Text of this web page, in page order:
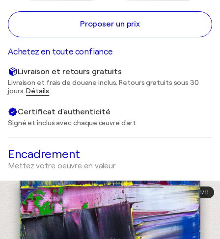
Proposer un prix
Achetez en toute confiance
Livraison et retours gratuits
Livraison et frais de douane inclus. Retours gratuits sous 30
jours.Détails
Certificat d'authenticité
Signé et inclus avec chaque œuvre d'art
Encadrement
Mettez votre oeuvre en valeur
1/11